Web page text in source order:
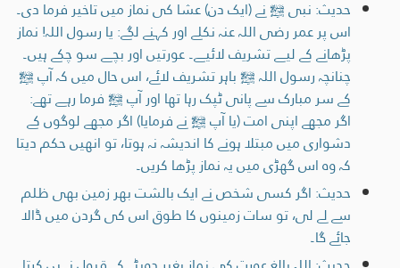
حدیث: نبی ﷺ نے (ایک دن) عشا کی نماز میں تاخیر فرما دی۔
اس پر عمر رضی اللہ عنہ نکلے اور کہنے لگے: یا رسول اللہ! نماز
پڑھانے کے لیے تشریف لائیے۔ عورتیں اور بچے سو چکے ہیں۔
چنانچہ رسول اللہ ﷺ باہر تشریف لائے، اس حال میں کہ آپ ﷺ
کے سر مبارک سے پانی ٹپک رہا تھا اور آپ ﷺ فرما رہے تھے:
اگر مجھے اپنی امت (یا آپ ﷺ نے فرمایا) اگر مجھے لوگوں کے
دشواری میں مبتلا ہونے کا اندیشہ نہ ہوتا، تو انھیں حکم دیتا
کہ وہ اس گھڑی میں یہ نماز پڑھا کریں۔
حدیث: اگر کسی شخص نے ایک بالشت بھر زمین بھی ظلم
سے لے لی، تو سات زمینوں کا طوق اس کی گردن میں ڈالا
جائے گا۔